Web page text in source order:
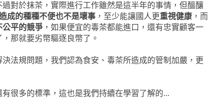
對於抹茶，實際進行工作雖然是這半年的事情，但醞釀
成的種種不便也不是壞事 ，至少能讓國人更重視健康 ，而
公平的競爭 ，如果便宜的毒茶都能進口，還有忠實顧客一
那就要劣幣驅逐良幣了。
法規問題，我們認為食安、毒茶所造成的管制加嚴，更
很多的標準，這也是我們持續在學習了解的...